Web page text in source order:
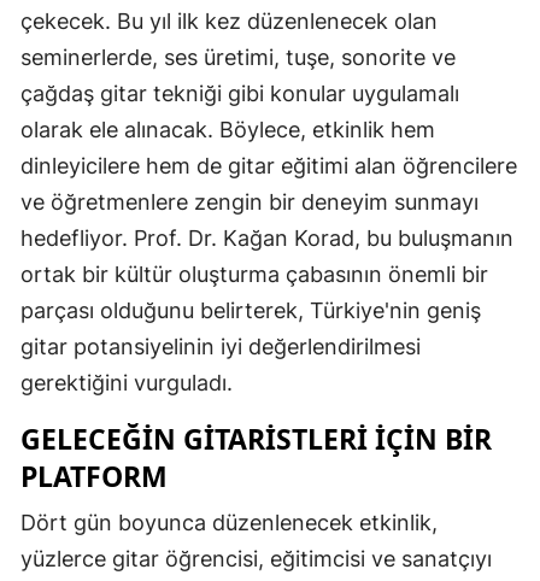
çekecek. Bu yıl ilk kez düzenlenecek olan
seminerlerde, ses üretimi, tuşe, sonorite ve
çağdaş gitar tekniği gibi konular uygulamalı
olarak ele alınacak. Böylece, etkinlik hem
dinleyicilere hem de gitar eğitimi alan öğrencilere
ve öğretmenlere zengin bir deneyim sunmayı
hedefliyor. Prof. Dr. Kağan Korad, bu buluşmanın
ortak bir kültür oluşturma çabasının önemli bir
parçası olduğunu belirterek, Türkiye'nin geniş
gitar potansiyelinin iyi değerlendirilmesi
gerektiğini vurguladı.
GELECEĞIN GITARISTLERI İÇIN BIR
PLATFORM
Dört gün boyunca düzenlenecek etkinlik,
yüzlerce gitar öğrencisi, eğitimcisi ve sanatçıyı